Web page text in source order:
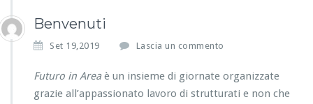
Benvenuti
Set 19,2019 Lascia un commento
Futuro in Areaè un insieme di giornate organizzate
grazie all’appassionato lavoro di strutturati e non che